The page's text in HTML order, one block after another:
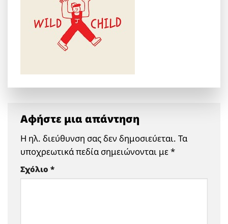
Αφήστε μια απάντηση
Η ηλ. διεύθυνση σας δεν δημοσιεύεται. Τα
υποχρεωτικά πεδία σημειώνονται με*
Σχόλιο *